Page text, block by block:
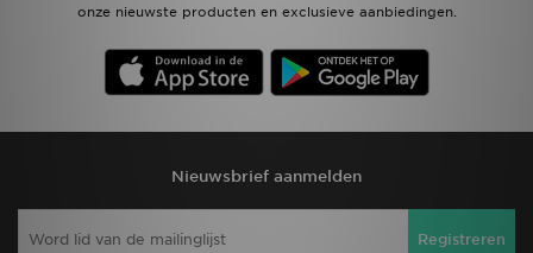
onze nieuwste producten en exclusieve aanbiedingen.
Nieuwsbrief aanmelden
Registreren